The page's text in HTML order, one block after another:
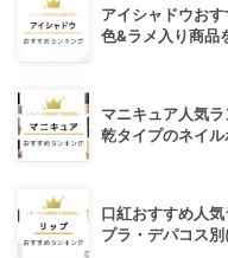
アイシャドウお
色&ラメ入り商品
マニキュア人気
乾タイプのネイル
口紅おすすめ人
プラ・デパコス別